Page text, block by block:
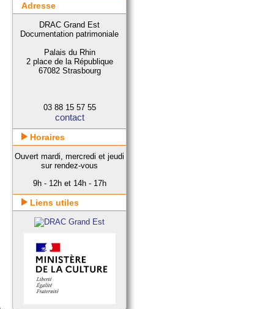
Adresse
DRAC Grand Est
Documentation patrimoniale
Palais du Rhin
2 place de la République
67082 Strasbourg
03 88 15 57 55
contact
Horaires
Ouvert mardi, mercredi et jeudi
sur rendez-vous
9h - 12h et 14h - 17h
Liens utiles